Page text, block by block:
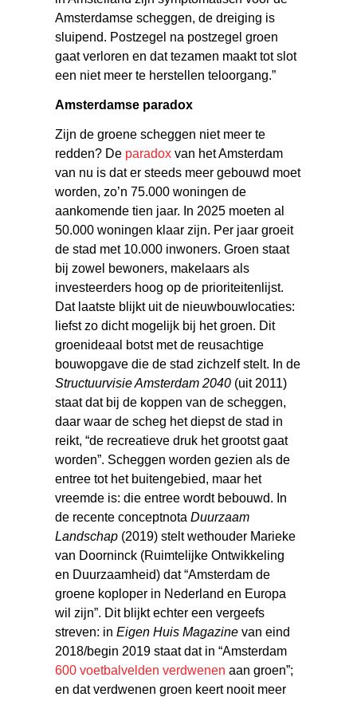
Amsterdamse scheggen, de dreiging is
sluipend. Postzegel na postzegel groen
gaat verloren en dat tezamen maakt tot slot
een niet meer te herstellen teloorgang.”
Amsterdamse paradox
Zijn de groene scheggen niet meer te
redden? De paradox van het Amsterdam
van nu is dat er steeds meer gebouwd moet
worden, zo’n 75.000 woningen de
aankomende tien jaar. In 2025 moeten al
50.000 woningen klaar zijn. Per jaar groeit
de stad met 10.000 inwoners. Groen staat
bij zowel bewoners, makelaars als
investeerders hoog op de prioriteitenlijst.
Dat laatste blijkt uit de nieuwbouwlocaties:
liefst zo dicht mogelijk bij het groen. Dit
groenideaal botst met de reusachtige
bouwopgave die de stad zichzelf stelt. In de
Structuurvisie Amsterdam 2040 (uit 2011)
staat dat bij de koppen van de scheggen,
daar waar de scheg het diepst de stad in
reikt, “de recreatieve druk het grootst gaat
worden”. Scheggen worden gezien als de
entree tot het buitengebied, maar het
vreemde is: die entree wordt bebouwd. In
de recente conceptnotaDuurzaam
Landschap (2019) stelt wethouder Marieke
van Doorninck (Ruimtelijke Ontwikkeling
en Duurzaamheid) dat “Amsterdam de
groene koploper in Nederland en Europa
wil zijn”. Dit blijkt echter een vergeefs
streven: inEigen Huis Magazine van eind
2018/begin 2019 staat dat in “Amsterdam
600 voetbalvelden verdwenenaan groen”;
en dat verdwenen groen keert nooit meer